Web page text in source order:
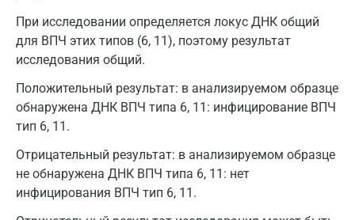
При исследовании определяется локус ДНК общий
для ВПЧ этих типов (6, 11), поэтому результат
исследования общий.
Положительный результат: в анализируемом образце
обнаружена ДНК ВПЧ типа 6, 11: инфицирование ВПЧ
тип 6, 11.
Отрицательный результат: в анализируемом образце
не обнаружена ДНК ВПЧ типа 6, 11: нет
инфицирования ВПЧ тип 6, 11.
Москва
Санкт-Петербург